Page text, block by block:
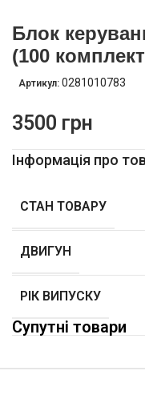
Блок
(100
Артикул: 0281010783
3500 грн
Інформація про
СТАН ТОВАРУ
ДВИГУН
РІК ВИПУСКУ
Супутні товари